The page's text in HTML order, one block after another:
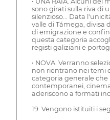
sono girati sulla riva di
silenzioso... Data
valle di Támega, divisa
di emigrazione e
questa categoria
registi galiziani e
• NOVA. Verranno
non rientrano nei temi
categoria generale
contemporanei,
aderiscono a formati
19. Vengono istituiti i